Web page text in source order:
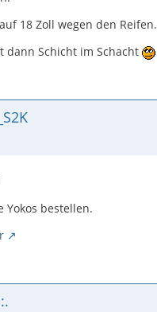
18 Zoll wegen den Reifen.
dann Schicht im Schacht
Yokos bestellen.